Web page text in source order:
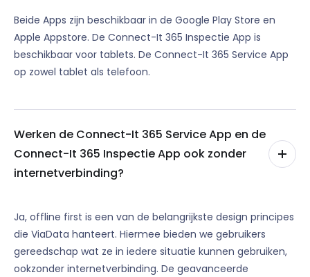
Beide Apps zijn beschikbaar in de Google Play Store en
Apple Appstore. De Connect-It 365 Inspectie App is
beschikbaar voor tablets. De Connect-It 365 Service App
op zowel tablet als telefoon.
Werken de Connect-It 365 Service App en de
Connect-It 365 Inspectie App ook zonder
internetverbinding?
Ja, offline first is een van de belangrijkste design principes
die ViaData hanteert. Hiermee bieden we gebruikers
gereedschap wat ze in iedere situatie kunnen gebruiken,
ookzonder internetverbinding. De geavanceerde